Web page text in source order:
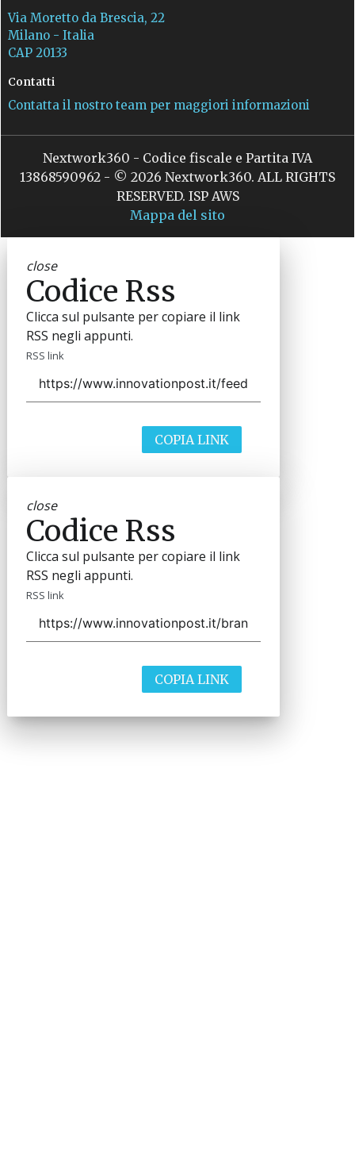
Via Moretto da Brescia, 22
Milano - Italia
CAP 20133
Contatti
Contatta il nostro team per maggiori informazioni
Nextwork360 - Codice fiscale e Partita IVA
13868590962 - © 2026 Nextwork360. ALL RIGHTS
RESERVED. ISP AWS
Mappa del sito
close
Codice Rss
Clicca sul pulsante per copiare il link
RSS negli appunti.
RSS link
COPIA LINK
close
Codice Rss
Clicca sul pulsante per copiare il link
RSS negli appunti.
RSS link
COPIA LINK